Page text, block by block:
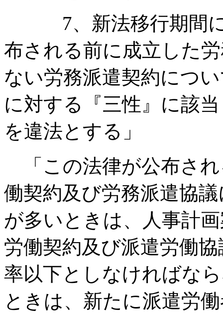
7、新法移行期間に
布される前に成立した
ない労務派遣契約につ
に対する『三性』に該
を違法とする」
「この法律が公布さ
働契約及び労務派遣協
が多いときは、人事計
労働契約及び派遣労働
率以下としなければな
ときは、新たに派遣労